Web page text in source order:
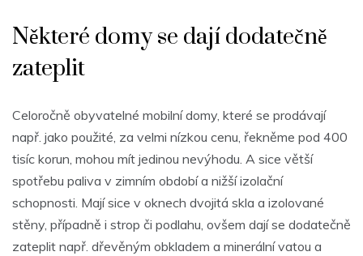
Některé domy se dají dodatečně
zateplit
Celoročně obyvatelné mobilní domy, které se prodávají
např. jako použité, za velmi nízkou cenu, řekněme pod 400
tisíc korun, mohou mít jedinou nevýhodu. A sice větší
spotřebu paliva v zimním období a nižší izolační
schopnosti. Mají sice v oknech dvojitá skla a izolované
stěny, případně i strop či podlahu, ovšem dají se dodatečně
zateplit např. dřevěným obkladem a minerální vatou a